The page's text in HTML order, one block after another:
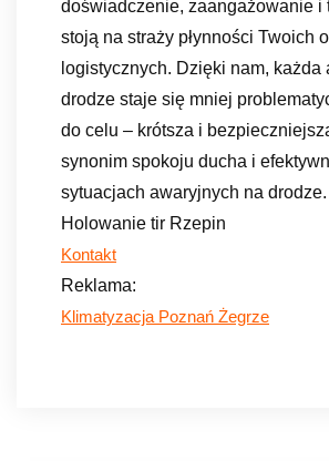
doświadczenie, zaangażowanie i
stoją na straży płynności Twoich
logistycznych. Dzięki nam, każda
drodze staje się mniej
do celu – krótsza i
synonim spokoju ducha i
sytuacjach awaryjnych na drodze.
Holowanie tir Rzepin
Kontakt
Reklama:
Klimatyzacja Poznań Żegrze